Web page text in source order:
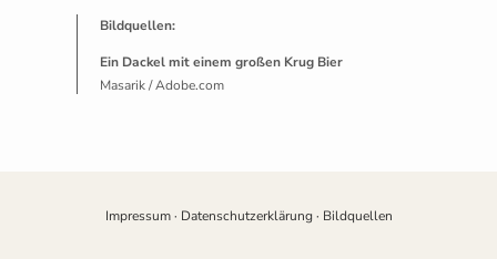
Bildquellen:
Ein Dackel mit einem großen Krug Bier
Masarik / Adobe.com
Impressum· Datenschutzerklärung· Bildquellen